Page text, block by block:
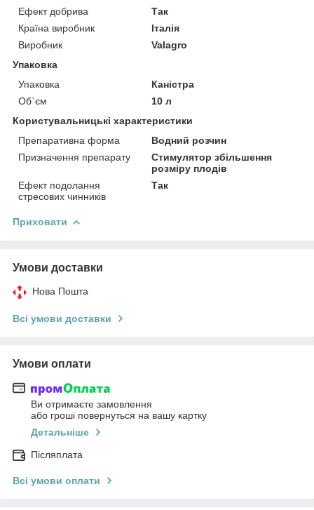
Ефект добрива
Так
Країна виробник
Італія
Виробник
Valagro
Упаковка
Упаковка
Каністра
Об`єм
10 л
Користувальницькі характеристики
Препаративна форма
Водний розчин
Призначення препарату
Стимулятор збільшення
розміру плодів
Ефект подолання
стресових чинників
Так
Приховати
Умови доставки
Нова Пошта
Всі умови доставки
Умови оплати
Ви отримаєте замовлення
або гроші повернуться на вашу картку
Детальніше
Післяплата
Всі умови оплати